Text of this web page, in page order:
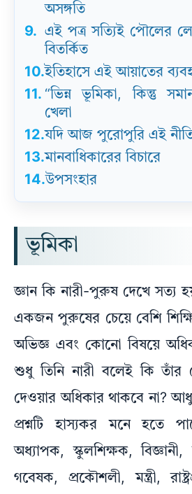
অসঙ্গতি
9. এই পত্র সত্যিই পৌলের
বিতর্কিত
10.ইতিহাসে এই আয়াতের
11. “ভিন্ন ভূমিকা, কিন্তু
খেলা
12.যদি আজ পুরোপুরি এই
13.মানবাধিকারের বিচারে
14.উপসংহার
ভূমিকা
জ্ঞান কি নারী-পুরুষ দেখে সত্য
একজন পুরুষের চেয়ে বেশি
অভিজ্ঞ এবং কোনো বিষয়ে
শুধু তিনি নারী বলেই কি তাঁর
দেওয়ার অধিকার থাকবে না?
প্রশ্নটি হাস্যকর মনে হতে
অধ্যাপক, স্কুলশিক্ষক, বিজ্ঞানী,
গবেষক, প্রকৌশলী, মন্ত্রী,